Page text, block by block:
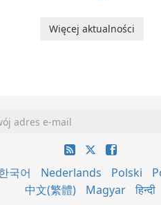
Więcej aktualności
국어 Nederlands Polski
中文(繁體)
Magyar हिन्दी